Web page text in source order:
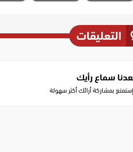
التعليقات
سماع رأيك
بمشاركة أرائك أكثر سهولة